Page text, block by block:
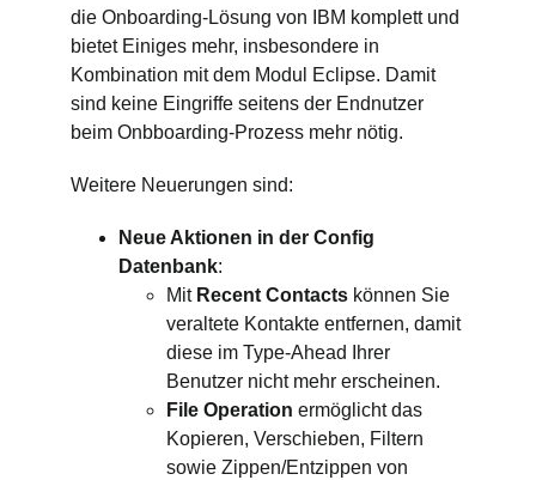
die Onboarding-Lösung von IBM komplett und
bietet Einiges mehr, insbesondere in
Kombination mit dem Modul Eclipse. Damit
sind keine Eingriffe seitens der Endnutzer
beim Onbboarding-Prozess mehr nötig.
Weitere Neuerungen sind:
Neue Aktionen in der Config
Datenbank:
Mit Recent Contacts können Sie
veraltete Kontakte entfernen, damit
diese im Type-Ahead Ihrer
Benutzer nicht mehr erscheinen.
File Operation ermöglicht das
Kopieren, Verschieben, Filtern
sowie Zippen/Entzippen von